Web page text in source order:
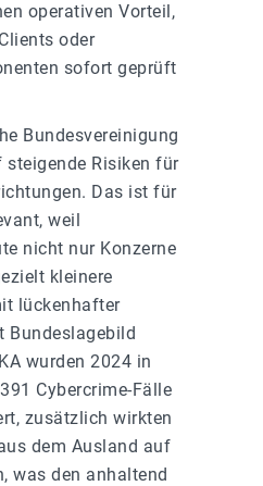
operativen Vorteil,
oder
sofort geprüft
Bundesvereinigung
Risiken für
Das ist für
weil
nicht nur Konzerne
kleinere
lückenhafter
Bundeslagebild
wurden 2024 in
Cybercrime-Fälle
zusätzlich wirkten
dem Ausland auf
was den anhaltend